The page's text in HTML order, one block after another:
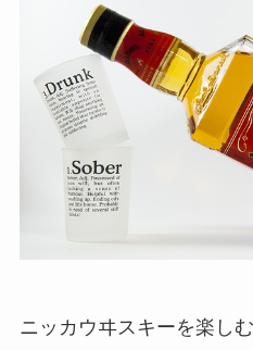
ニッカウヰスキーを楽し